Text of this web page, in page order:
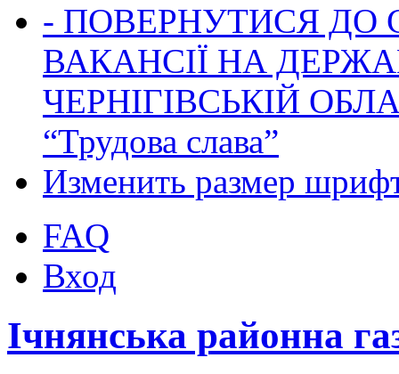
- ПОВЕРНУТИСЯ ДО
ВАКАНСІЇ НА
ЧЕРНІГІВСЬКІЙ
“Трудова слава”
Изменить размер
FAQ
Вход
Ічнянська районна